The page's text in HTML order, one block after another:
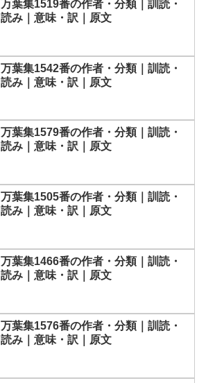
万葉集1519番の作者・分類｜訓読・
読み｜意味・訳｜原文
万葉集1542番の作者・分類｜訓読・
読み｜意味・訳｜原文
万葉集1579番の作者・分類｜訓読・
読み｜意味・訳｜原文
万葉集1505番の作者・分類｜訓読・
読み｜意味・訳｜原文
万葉集1466番の作者・分類｜訓読・
読み｜意味・訳｜原文
万葉集1576番の作者・分類｜訓読・
読み｜意味・訳｜原文